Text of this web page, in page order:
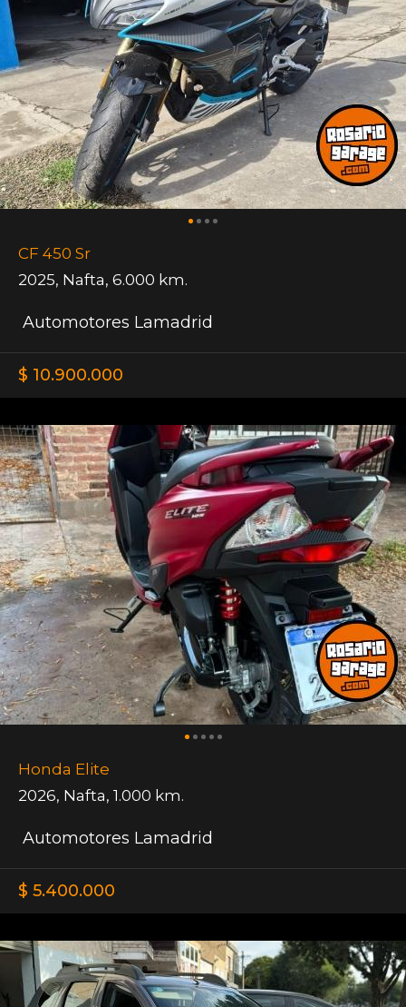
CF 450 Sr
2025, Nafta, 6.000 km.
Automotores Lamadrid
$ 10.900.000
Honda Elite
2026, Nafta, 1.000 km.
Automotores Lamadrid
$ 5.400.000